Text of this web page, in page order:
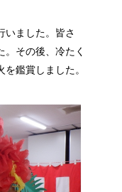
ました。皆さ
。その後、冷たく
鑑賞しました。